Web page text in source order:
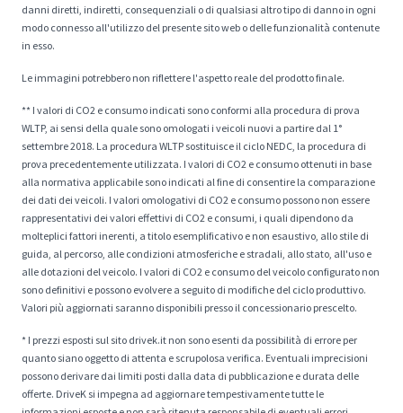
danni diretti, indiretti, consequenziali o di qualsiasi altro tipo di danno in ogni
modo connesso all'utilizzo del presente sito web o delle funzionalità contenute
in esso.
Le immagini potrebbero non riflettere l'aspetto reale del prodotto finale.
** I valori di CO2 e consumo indicati sono conformi alla procedura di prova
WLTP, ai sensi della quale sono omologati i veicoli nuovi a partire dal 1°
settembre 2018. La procedura WLTP sostituisce il ciclo NEDC, la procedura di
prova precedentemente utilizzata. I valori di CO2 e consumo ottenuti in base
alla normativa applicabile sono indicati al fine di consentire la comparazione
dei dati dei veicoli. I valori omologativi di CO2 e consumo possono non essere
rappresentativi dei valori effettivi di CO2 e consumi, i quali dipendono da
molteplici fattori inerenti, a titolo esemplificativo e non esaustivo, allo stile di
guida, al percorso, alle condizioni atmosferiche e stradali, allo stato, all'uso e
alle dotazioni del veicolo. I valori di CO2 e consumo del veicolo configurato non
sono definitivi e possono evolvere a seguito di modifiche del ciclo produttivo.
Valori più aggiornati saranno disponibili presso il concessionario prescelto.
* I prezzi esposti sul sito drivek.it non sono esenti da possibilità di errore per
quanto siano oggetto di attenta e scrupolosa verifica. Eventuali imprecisioni
possono derivare dai limiti posti dalla data di pubblicazione e durata delle
offerte. DriveK si impegna ad aggiornare tempestivamente tutte le